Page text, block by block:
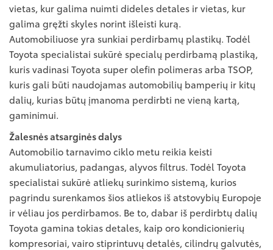
vietas, kur galima nuimti dideles detales ir vietas, kur
galima gręžti skyles norint išleisti kurą.
Automobiliuose yra sunkiai perdirbamų plastikų. Todėl
Toyota specialistai sukūrė specialų perdirbamą plastiką,
kuris vadinasi Toyota super olefin polimeras arba TSOP,
kuris gali būti naudojamas automobilių bamperių ir kitų
dalių, kurias būtų įmanoma perdirbti ne vieną kartą,
gaminimui.
Žalesnės atsarginės dalys
Automobilio tarnavimo ciklo metu reikia keisti
akumuliatorius, padangas, alyvos filtrus. Todėl Toyota
specialistai sukūrė atliekų surinkimo sistemą, kurios
pagrindu surenkamos šios atliekos iš atstovybių Europoje
ir vėliau jos perdirbamos. Be to, dabar iš perdirbtų dalių
Toyota gamina tokias detales, kaip oro kondicionierių
kompresoriai, vairo stiprintuvų detalės, cilindrų galvutės,